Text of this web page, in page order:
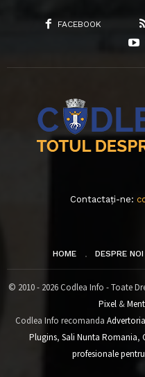
FACEBOOK
Contactați-ne:
HOME DESPRE NOI
© 2010 - 2026 Codlea Info - Toate
Pixel&
Codlea Info recomanda
Plugins, Sali Nunta Romania,
profesionale